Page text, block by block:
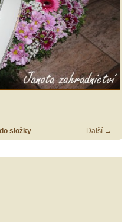
Další →
složky